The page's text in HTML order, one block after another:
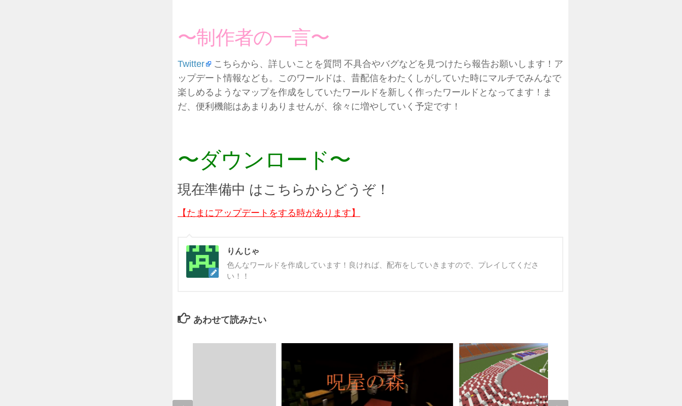
〜制作者の一言〜
Twitter
こちらから、詳しいことを質問 不具合やバグなどを見つけたら報告お願いします！ア
ップデート情報なども。このワールドは、昔配信をわたくしがしていた時にマルチでみんなで
楽しめるようなマップを作成をしていたワールドを新しく作ったワールドとなってます！ま
だ、便利機能はあまりありませんが、徐々に増やしていく予定です！
〜ダウンロード〜
現在準備中 はこちらからどうぞ！
【たまにアップデートをする時があります】
りんじゃ
色んなワールドを作成しています！良ければ、配布をしていきますので、プレイしてくださ
い！！
あわせて読みたい